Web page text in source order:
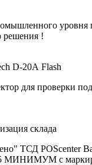
уровня
решения !
D-20А Flash
для проверки
склада
ТСД POScenter
МИНИМУМ с